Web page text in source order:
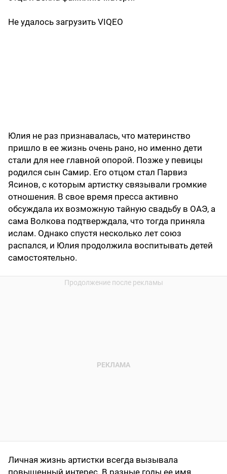
Не удалось загрузить VIQEO
Юлия не раз признавалась, что материнство
пришло в ее жизнь очень рано, но именно дети
стали для нее главной опорой. Позже у певицы
родился сын Самир. Его отцом стал Парвиз
Ясинов, с которым артистку связывали громкие
отношения. В свое время пресса активно
обсуждала их возможную тайную свадьбу в ОАЭ, а
сама Волкова подтверждала, что тогда приняла
ислам. Однако спустя несколько лет союз
распался, и Юлия продолжила воспитывать детей
самостоятельно.
Личная жизнь артистки всегда вызывала
повышенный интерес. В разные годы ее имя